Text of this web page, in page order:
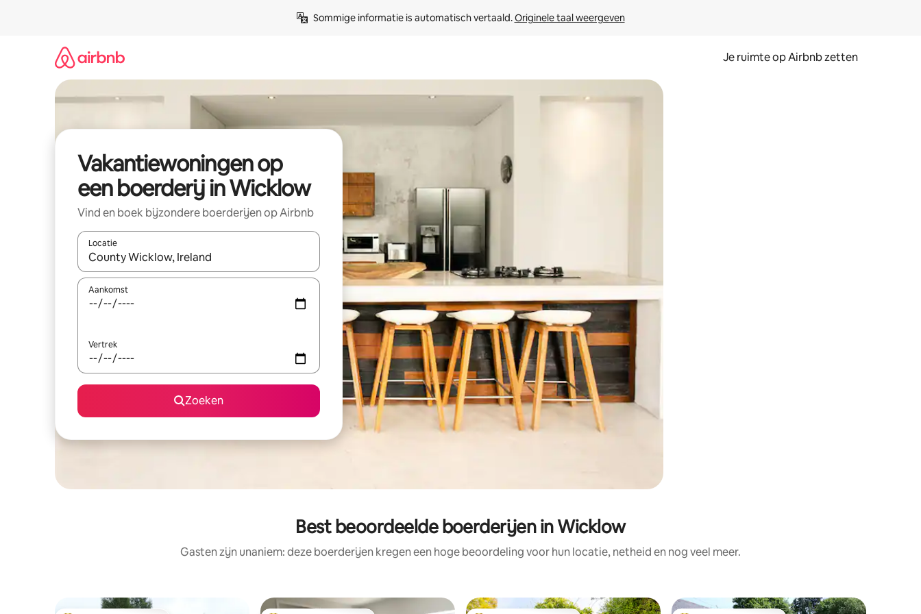
Sommige informatie is automatisch vertaald. Originele taal weergeven
Je ruimte op Airbnb zetten
Vakantiewoningen op
een boerderij in Wicklow
Vind en boek bijzondere boerderijen op Airbnb
Locatie
Wanneer er suggesties beschikbaar zijn, maak je een keuze met je de pijltjestoetsen omhoog en omlaag, óf door te tikken of swipen.
Aankomst
Vertrek
Zoeken
Best beoordeelde boerderijen in Wicklow
Gasten zijn unaniem: deze boerderijen kregen een hoge beoordeling voor hun locatie, netheid en nog veel meer.